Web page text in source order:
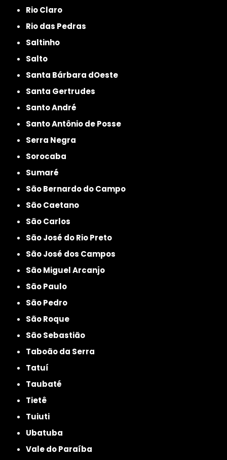
Rio Claro
Rio das Pedras
Saltinho
Salto
Santa Bárbara dOeste
Santa Gertrudes
Santo André
Santo Antônio de Posse
Serra Negra
Sorocaba
Sumaré
São Bernardo do Campo
São Caetano
São Carlos
São José do Rio Preto
São José dos Campos
São Miguel Arcanjo
São Paulo
São Pedro
São Roque
São Sebastião
Taboão da Serra
Tatuí
Taubaté
Tietê
Tuiuti
Ubatuba
Vale do Paraíba